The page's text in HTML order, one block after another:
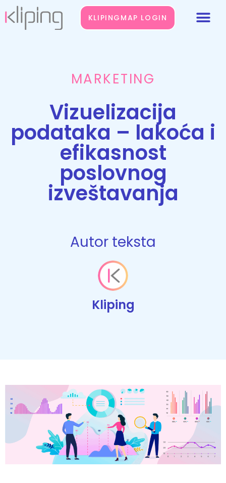
KLIPINGMAP LOGIN
MARKETING
Vizuelizacija
podataka – lakoća i
efikasnost
poslovnog
izveštavanja
Autor teksta
Kliping